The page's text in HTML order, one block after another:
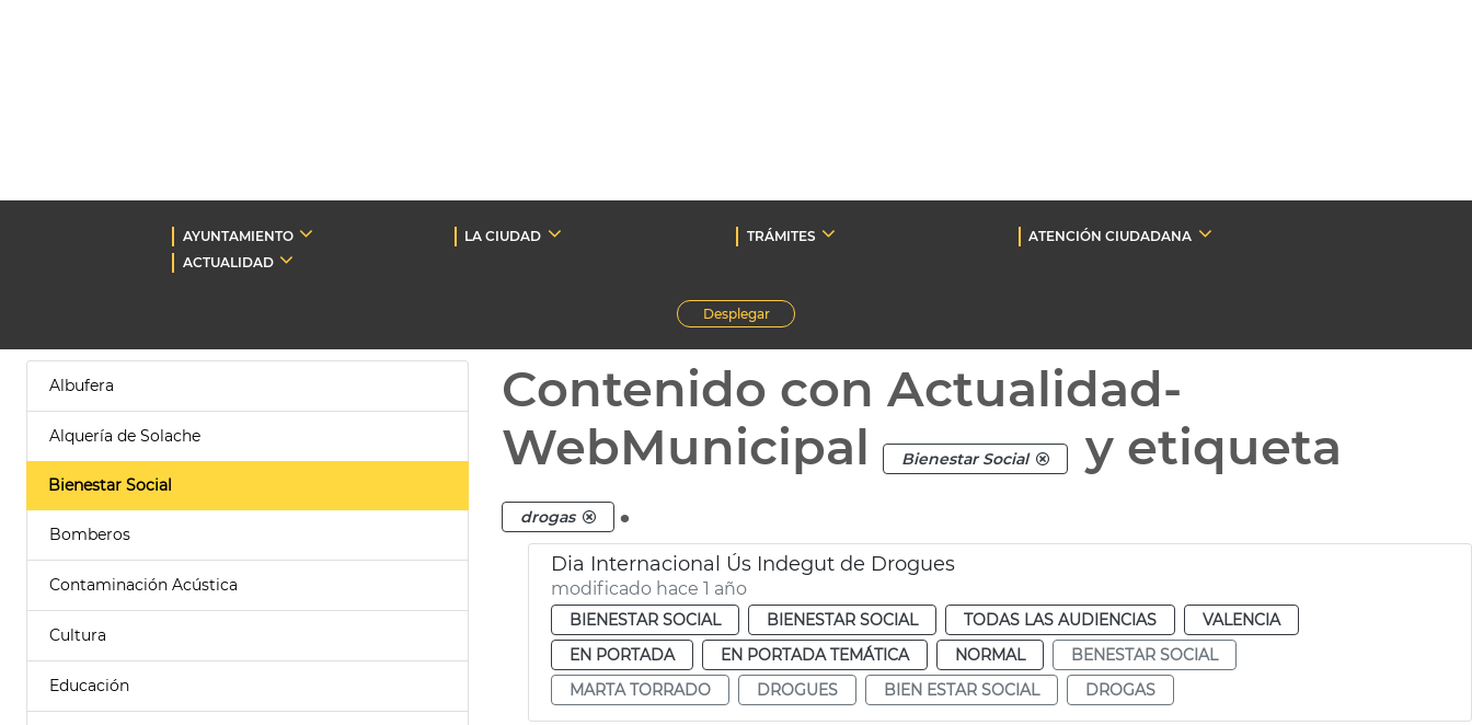
AYUNTAMIENTO LA CIUDAD TRÁMITES
ATENCIÓN CIUDADANA
ACTUALIDAD
Desplegar
Albufera
Alquería de Solache
Bienestar Social
Bomberos
Contaminación Acústica
Cultura
Educación
Contenido con Actualidad-
WebMunicipal
Bienestar Social y etiqueta
drogas .
Dia Internacional Ús Indegut de Drogues
modificado hace 1 año
BIENESTAR SOCIAL BIENESTAR SOCIAL TODAS LAS AUDIENCIAS
VALENCIA
EN PORTADA
EN PORTADA TEMÁTICA NORMAL
BENESTAR SOCIAL
MARTA TORRADO
DROGUES BIEN ESTAR SOCIAL DROGAS